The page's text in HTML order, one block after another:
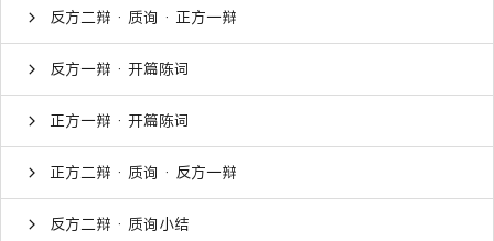
反方二辩 · 质询 · 正方一辩
反方一辩 · 开篇陈词
正方一辩 · 开篇陈词
正方二辩 · 质询 · 反方一辩
反方二辩 · 质询小结